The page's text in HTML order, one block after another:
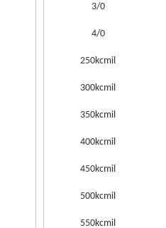
3/0
4/0
250kcmil
300kcmil
350kcmil
400kcmil
450kcmil
500kcmil
550kcmil